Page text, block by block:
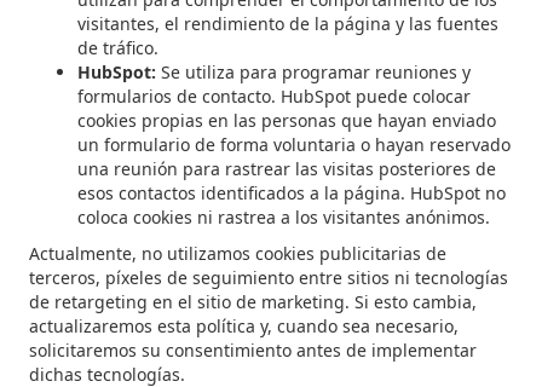
visitantes, el rendimiento de la página y las fuentes
de tráfico.
HubSpot: Se utiliza para programar reuniones y
formularios de contacto. HubSpot puede colocar
cookies propias en las personas que hayan enviado
un formulario de forma voluntaria o hayan reservado
una reunión para rastrear las visitas posteriores de
esos contactos identificados a la página. HubSpot no
coloca cookies ni rastrea a los visitantes anónimos.
Actualmente, no utilizamos cookies publicitarias de
terceros, píxeles de seguimiento entre sitios ni tecnologías
de retargeting en el sitio de marketing. Si esto cambia,
actualizaremos esta política y, cuando sea necesario,
solicitaremos su consentimiento antes de implementar
dichas tecnologías.